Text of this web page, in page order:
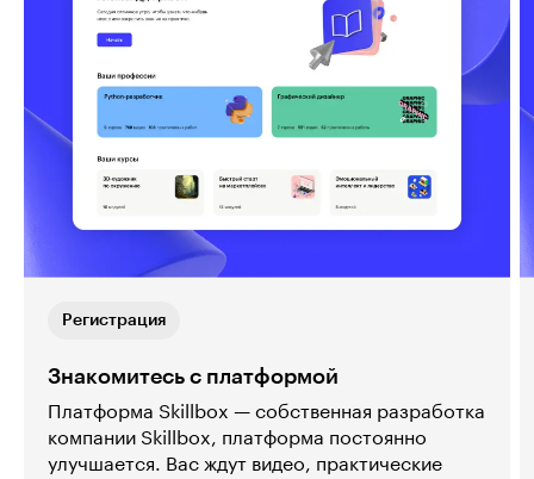
Регистрация
Знакомитесь с платформой
Платформа Skillbox — собственная разработка
компании Skillbox, платформа постоянно
улучшается. Вас ждут видео, практические